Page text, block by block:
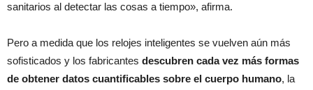
sanitarios al detectar las cosas a tiempo», afirma.
Pero a medida que los relojes inteligentes se vuelven aún más
sofisticados y los fabricantes descubren cada vez más formas
de obtener datos cuantificables sobre el cuerpo humano, la